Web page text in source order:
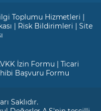
Toplumu Hizmetleri |
| Risk Bildirimleri |Site
İzin Formu | Ticari
Başvuru Formu
Saklıdır.